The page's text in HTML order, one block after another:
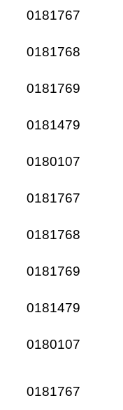
0181767
0181768
0181769
0181479
0180107
0181767
0181768
0181769
0181479
0180107
0181767